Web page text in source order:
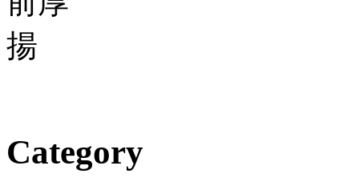
Category